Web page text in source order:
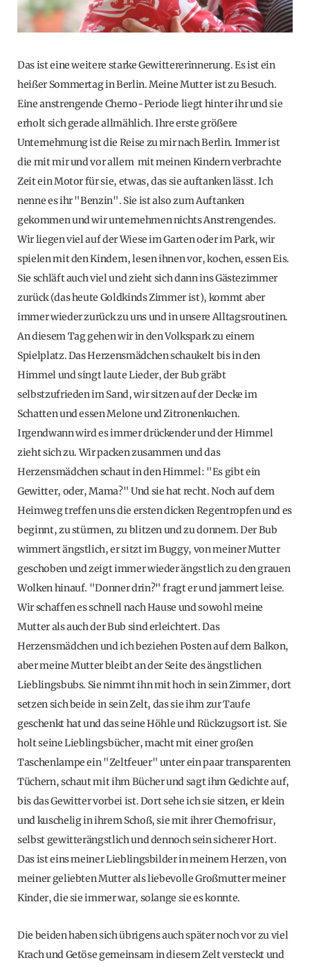
Das ist eine weitere starke Gewittererinnerung. Es ist ein
heißer Sommertag in Berlin. Meine Mutter ist zu Besuch.
Eine anstrengende Chemo-Periode liegt hinter ihr und sie
erholt sich gerade allmählich. Ihre erste größere
Unternehmung ist die Reise zu mir nach Berlin. Immer ist
die mit mir und vor allem mit meinen Kindern verbrachte
Zeit ein Motor für sie, etwas, das sie auftanken lässt. Ich
nenne es ihr "Benzin". Sie ist also zum Auftanken
gekommen und wir unternehmen nichts Anstrengendes.
Wir liegen viel auf der Wiese im Garten oder im Park, wir
spielen mit den Kindern, lesen ihnen vor, kochen, essen Eis.
Sie schläft auch viel und zieht sich dann ins Gästezimmer
zurück (das heute Goldkinds Zimmer ist), kommt aber
immer wieder zurück zu uns und in unsere Alltagsroutinen.
An diesem Tag gehen wir in den Volkspark zu einem
Spielplatz. Das Herzensmädchen schaukelt bis in den
Himmel und singt laute Lieder, der Bub gräbt
selbstzufrieden im Sand, wir sitzen auf der Decke im
Schatten und essen Melone und Zitronenkuchen.
Irgendwann wird es immer drückender und der Himmel
zieht sich zu. Wir packen zusammen und das
Herzensmädchen schaut in den Himmel: "Es gibt ein
Gewitter, oder, Mama?" Und sie hat recht. Noch auf dem
Heimweg treffen uns die ersten dicken Regentropfen und es
beginnt, zu stürmen, zu blitzen und zu donnern. Der Bub
wimmert ängstlich, er sitzt im Buggy, von meiner Mutter
geschoben und zeigt immer wieder ängstlich zu den grauen
Wolken hinauf. "Donner drin?" fragt er und jammert leise.
Wir schaffen es schnell nach Hause und sowohl meine
Mutter als auch der Bub sind erleichtert. Das
Herzensmädchen und ich beziehen Posten auf dem Balkon,
aber meine Mutter bleibt an der Seite des ängstlichen
Lieblingsbubs. Sie nimmt ihn mit hoch in sein Zimmer, dort
setzen sich beide in sein Zelt, das sie ihm zur Taufe
geschenkt hat und das seine Höhle und Rückzugsort ist. Sie
holt seine Lieblingsbücher, macht mit einer großen
Taschenlampe ein "Zeltfeuer" unter ein paar transparenten
Tüchern, schaut mit ihm Bücher und sagt ihm Gedichte auf,
bis das Gewitter vorbei ist. Dort sehe ich sie sitzen, er klein
und kuschelig in ihrem Schoß, sie mit ihrer Chemofrisur,
selbst gewitterängstlich und dennoch sein sicherer Hort.
Das ist eins meiner Lieblingsbilder in meinem Herzen, von
meiner geliebten Mutter als liebevolle Großmutter meiner
Kinder, die sie immer war, solange sie es konnte.
Die beiden haben sich übrigens auch später noch vor zu viel
Krach und Getöse gemeinsam in diesem Zelt versteckt und